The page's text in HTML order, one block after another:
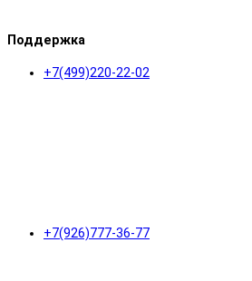
Поддержка
+7(499)220-22-02
+7(926)777-36-77